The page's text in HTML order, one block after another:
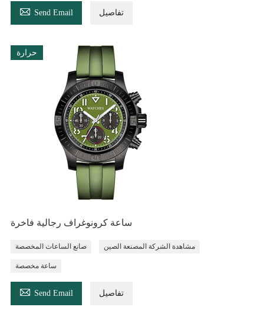
 Send Email تفاصيل
حرارة
ساعة كرونوغراف رجالية فاخرة
صانع الساعات المخصصة مشاهدة الشركة المصنعة الصين
ساعة مخصصة
 Send Email تفاصيل